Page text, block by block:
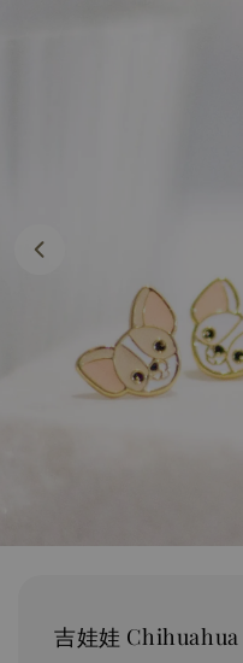
吉娃娃 Chihuahua